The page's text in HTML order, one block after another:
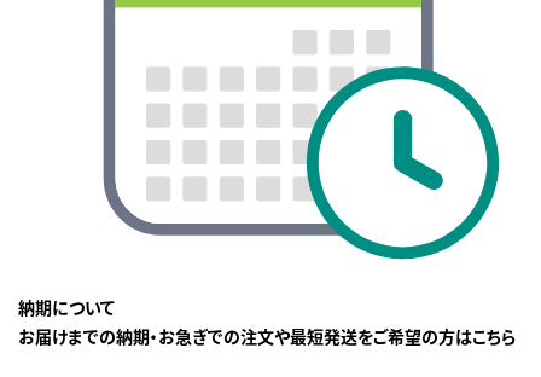
納期について
お届けまでの納期・お急ぎでの注文や最短発送をご希望の方はこちら